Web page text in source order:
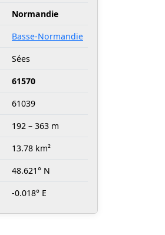
Normandie
Basse-Normandie
Sées
61570
61039
192 – 363 m
13.78 km²
48.621° N
-0.018° E